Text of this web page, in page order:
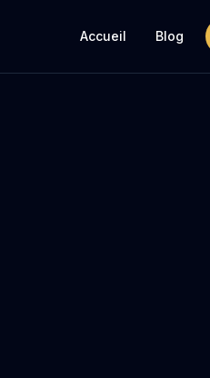
Accueil Blog